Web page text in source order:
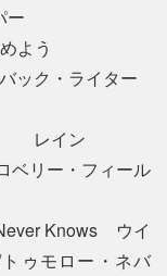
よう
ク・ライター
ン
リー・フィール
Knows ウイ
ゥモロー・ネバ